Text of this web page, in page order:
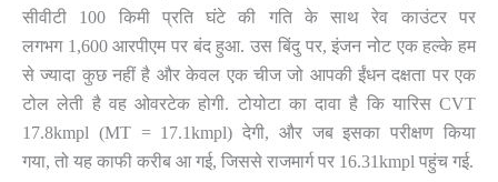
सीवीटी 100 किमी प्रति घंटे की गति के साथ रेव काउंटर पर
लगभग 1,600आरपीएम पर बंद हुआ.उस बिंदु पर,इंजन नोट एक हल्के हम
से ज्यादा कुछ नहीं है और केवल एक चीज जो आपकी ईंधन दक्षता पर एक
टोल लेती है वह ओवरटेक होगी. टोयोटा का दावा है कि यारिस CVT
17.8kmpl (MT = 17.1kmpl)देगी, और जब इसका परीक्षण किया
गया, तो यह काफी करीब आ गई, जिससे राजमार्ग पर 16.31kmpl पहुंच गई.